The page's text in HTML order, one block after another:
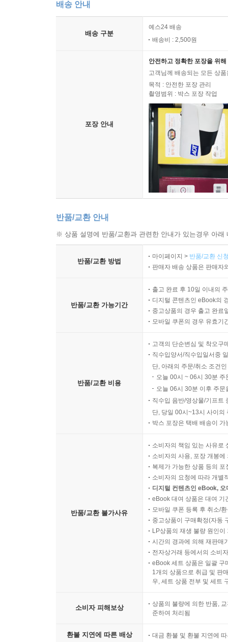
배송 안내
배송 구분
예스24 배송
배송비 : 2,500원
포장 안내
안전하고 정확한 포장을 위
고객님께 배송되는 모든 상
목적 : 안전한 포장 관리
촬영범위 : 박스 포장 작업
반품/교환 안내
※ 상품 설명에 반품/교환과 관련한 안내가 있는경우 아
반품/교환 방법
마이페이지 > 반품/교환 신
판매자 배송 상품은 판매자
반품/교환 가능기간
출고 완료 후 10일 이내의
디지털 콘텐츠인 eBook의
중고상품의 경우 출고 완료
모바일 쿠폰의 경우 유효기
반품/교환 비용
고객의 단순변심 및 착오구
직수입양서/직수입일서중
단, 아래의 주문/취소 조건
오늘 00시 ~ 06시 30분
오늘 06시 30분 이후 주
직수입 음반/영상물/기프트
단, 당일 00시~13시 사이의
박스 포장은 택배 배송이
반품/교환 불가사유
소비자의 책임 있는 사유로
소비자의 사용, 포장 개봉
복제가 가능한 상품 등의
소비자의 요청에 따라 개별
디지털 컨텐츠인 eBook,
eBook 대여 상품은 대여 기
모바일 쿠폰 등록 후 취소/
중고상품이 구매확정(자동
LP상품의 재생 불량 원인
시간의 경과에 의해 재판매
전자상거래 등에서의 소비
eBook 세트 상품은 일괄 구
1개의 상품으로 취급 및 판
우, 세트 상품 전부 및 세트
소비자 피해보상
상품의 불량에 의한 반품,
준하여 처리됨
환불 지연에 따른 배상 대금 환불 및 환불 지연에